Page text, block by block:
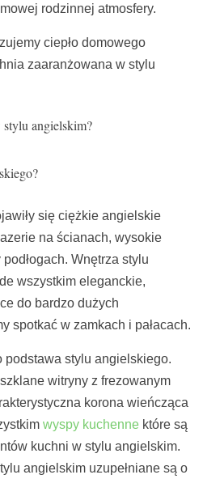
rodzinnej atmosfery.
ciepło domowego
zaaranżowana w stylu
angielskim?
się ciężkie angielskie
na ścianach, wysokie
Wnętrza stylu
wszystkim eleganckie,
do bardzo dużych
spotkać w zamkach i pałacach.
podstawa stylu angielskiego.
witryny z frezowanym
korona wieńcząca
wyspy kuchenne które są
kuchni w stylu angielskim.
angielskim uzupełniane są o